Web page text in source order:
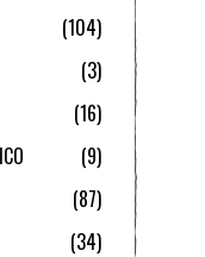
104
3
16
9
87
34